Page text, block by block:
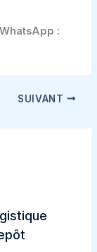
:
SUIVANT